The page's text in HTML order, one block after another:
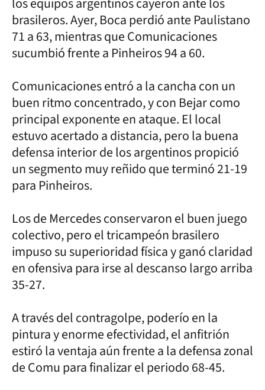
brasileros. Ayer, Boca perdió ante Paulistano
71 a 63, mientras que Comunicaciones
sucumbió frente a Pinheiros 94 a 60.
Comunicaciones entró a la cancha con un
buen ritmo concentrado, y con Bejar como
principal exponente en ataque. El local
estuvo acertado a distancia, pero la buena
defensa interior de los argentinos propició
un segmento muy reñido que terminó 21-19
para Pinheiros.
Los de Mercedes conservaron el buen juego
colectivo, pero el tricampeón brasilero
impuso su superioridad física y ganó claridad
en ofensiva para irse al descanso largo arriba
35-27.
A través del contragolpe, poderío en la
pintura y enorme efectividad, el anfitrión
estiró la ventaja aún frente a la defensa zonal
de Comu para finalizar el periodo 68-45.